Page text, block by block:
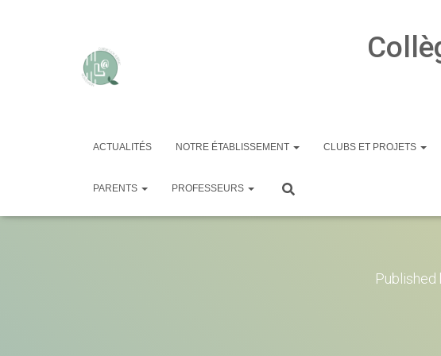
ACTUALITÉS NOTRE ÉTABLISSEMENT CLUBS ET PROJETS
PARENTS PROFESSEURS
Planning de
Published